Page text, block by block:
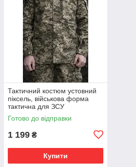
Тактичний костюм устовний
піксель, військова форма
тактична для ЗСУ
Готово до відправки
1 199 ₴
Купити